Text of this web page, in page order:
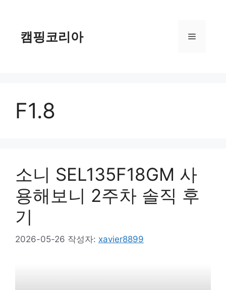
캠핑코리아 메
F1.8
소니 SEL135F18GM 사
용해보니 2주차 솔직 후
기
2026-05-26 작성자: xavier8899